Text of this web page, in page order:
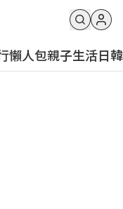
懶人包親子生活日韓